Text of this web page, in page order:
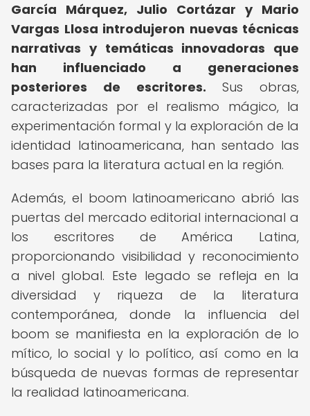
García Márquez, Julio Cortázar y Mario
Vargas Llosa introdujeron nuevas técnicas
narrativas y temáticas innovadoras que
han influenciado a generaciones
posteriores de escritores. Sus obras,
caracterizadas por el realismo mágico, la
experimentación formal y la exploración de la
identidad latinoamericana, han sentado las
bases para la literatura actual en la región.
Además, el boom latinoamericano abrió las
puertas del mercado editorial internacional a
los escritores de América Latina,
proporcionando visibilidad y reconocimiento
a nivel global. Este legado se refleja en la
diversidad y riqueza de la literatura
contemporánea, donde la influencia del
boom se manifiesta en la exploración de lo
mítico, lo social y lo político, así como en la
búsqueda de nuevas formas de representar
la realidad latinoamericana.